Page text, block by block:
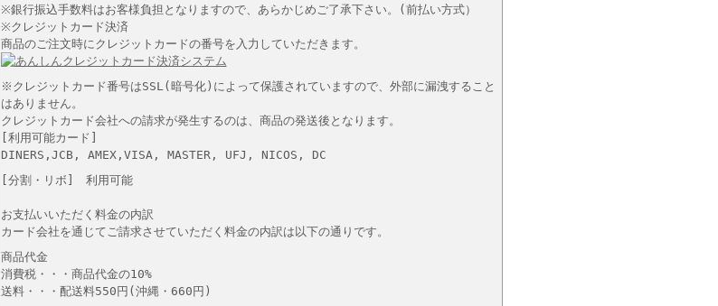
※銀行振込手数料はお客様負担となりますので、あらかじめご了承下さい。(前払い方式）
※クレジットカード決済
商品のご注文時にクレジットカードの番号を入力していただきます。
※クレジットカード番号はSSL(暗号化)によって保護されていますので、外部に漏洩すること
はありません。
クレジットカード会社への請求が発生するのは、商品の発送後となります。
[利用可能カード]
DINERS,JCB, AMEX,VISA, MASTER, UFJ, NICOS, DC
[分割・リボ] 利用可能
お支払いいただく料金の内訳
カード会社を通じてご請求させていただく料金の内訳は以下の通りです。
商品代金
消費税・・・商品代金の10%
送料・・・配送料550円(沖縄・660円)